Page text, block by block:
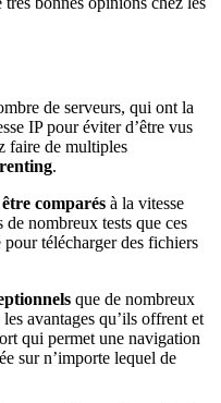
de serveurs, qui ont la
IP pour éviter d’être vus
faire de multiples
.
comparés à la vitesse
nombreux tests que ces
télécharger des fichiers
que de nombreux
avantages qu’ils offrent et
qui permet une navigation
sur n’importe lequel de